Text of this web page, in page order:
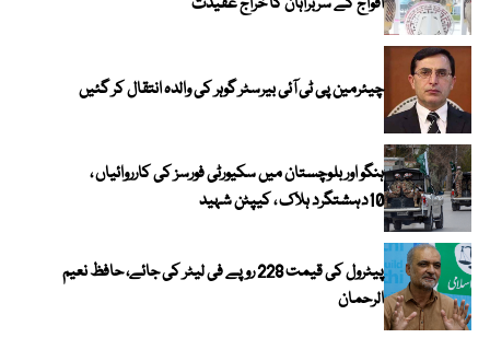
چیئرمین پی ٹی آئی بیرسٹر گوہر کی والدہ انتقال کر گئیں
ہنگو اور بلوچستان میں سکیورٹی فورسز کی کارروائیاں ،
10دہشتگرد ہلاک ، کیپٹن شہید
پیٹرول کی قیمت 228 روپے فی لیٹر کی جائے، حافظ نعیم
الرحمان